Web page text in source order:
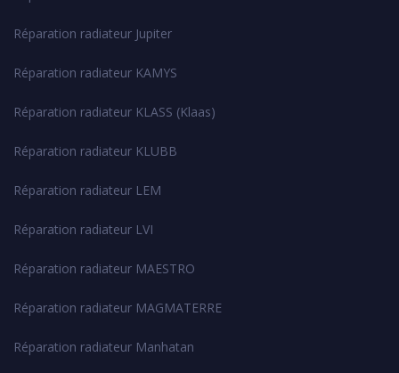
Réparation radiateur Jupiter
Réparation radiateur KAMYS
Réparation radiateur KLASS (Klaas)
Réparation radiateur KLUBB
Réparation radiateur LEM
Réparation radiateur LVI
Réparation radiateur MAESTRO
Réparation radiateur MAGMATERRE
Réparation radiateur Manhatan